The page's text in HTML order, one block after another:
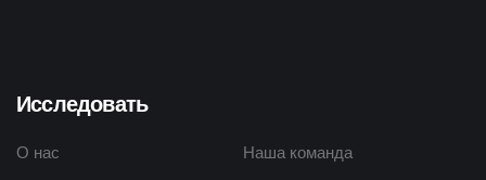
Исследовать
О нас
Наша команда